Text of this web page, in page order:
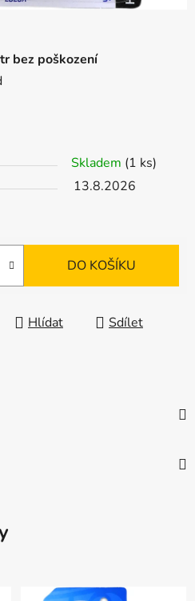
bez poškození
Skladem (1 ks)
13.8.2026
DO KOŠÍKU
Hlídat Sdílet